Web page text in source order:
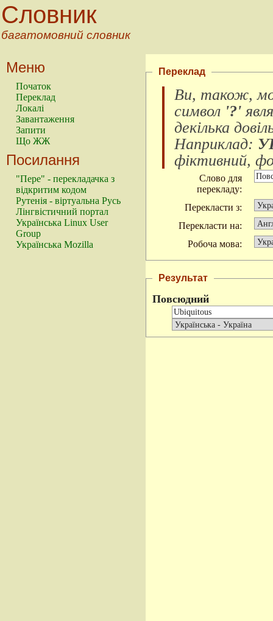
Словник
багатомовний словник
Меню
Початок
Переклад
Локалі
Завантаження
Запити
Що ЖЖ
Посилання
"Пере" - перекладачка з
відкритим кодом
Рутенія - віртуальна Русь
Лінгвістичний портал
Українська Linux User
Group
Українська Mozilla
Переклад
Ви, також,
символ '?'
декілька
Наприклад:
фіктивний,
Слово для
перекладу:
Перекласти з:
Перекласти на:
Робоча мова:
Результат
Повсюдний